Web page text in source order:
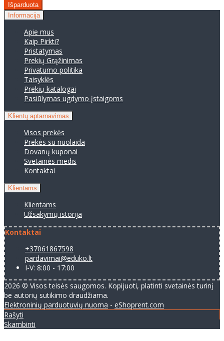
Informacija
Apie mus
Kaip Pirkti?
Pristatymas
Prekių Grąžinimas
Privatumo politika
Taisyklės
Prekių katalogai
Pasiūlymas ugdymo įstaigoms
Klientų aptarnavimas
Visos prekės
Prekės su nuolaida
Dovanų kuponai
Svetainės medis
Kontaktai
Klientams
Klientams
Užsakymų istorija
Kontaktai
+37061867598
pardavimai@eduko.lt
I-V: 8:00 - 17:00
2026 © Visos teisės saugomos. Kopijuoti, platinti svetainės turinį
be autorių sutikimo draudžiama.
Elektroninių parduotuvių nuoma - eShoprent.com
Rašyti
Skambinti